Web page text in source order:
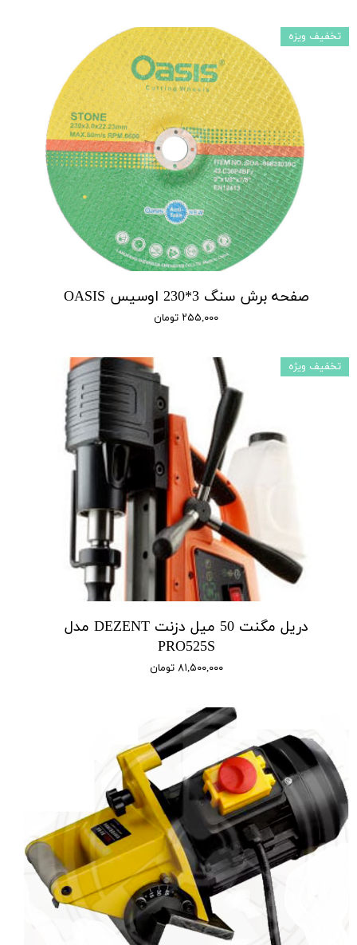
صفحه برش سنگ 3*230 اوسیس OASIS
۲۵۵,۰۰۰ تومان
تخفیف ویزه
دریل مگنت 50 میل دزنت DEZENT مدل
PRO525S
۸۱,۵۰۰,۰۰۰ تومان
تخفیف ویژه